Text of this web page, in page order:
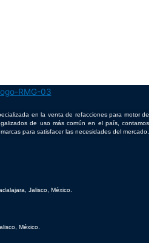
en la venta de refacciones para motor de
de uso más común en el país, contamos
para satisfacer las necesidades del mercado.
Jalisco, México.
México.